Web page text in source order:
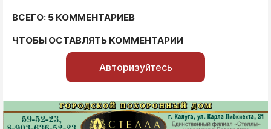
ВСЕГО: 5 КОММЕНТАРИЕВ
ЧТОБЫ ОСТАВЛЯТЬ КОММЕНТАРИИ
Авторизуйтесь